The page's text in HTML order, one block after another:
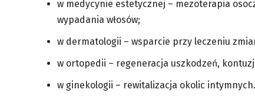
w medycynie estetycznej – mezoterapia
wypadania włosów;
w dermatologii – wsparcie przy leczeniu
w ortopedii – regeneracja uszkodzeń,
w ginekologii – rewitalizacja okolic intymnych.